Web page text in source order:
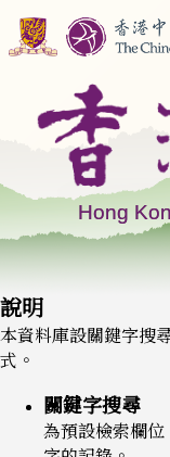
說明
本資料庫設關鍵字搜
式。
關鍵字搜尋
為預設檢索欄